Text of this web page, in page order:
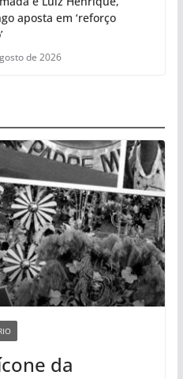
aposta em ‘reforço
de 2026
da